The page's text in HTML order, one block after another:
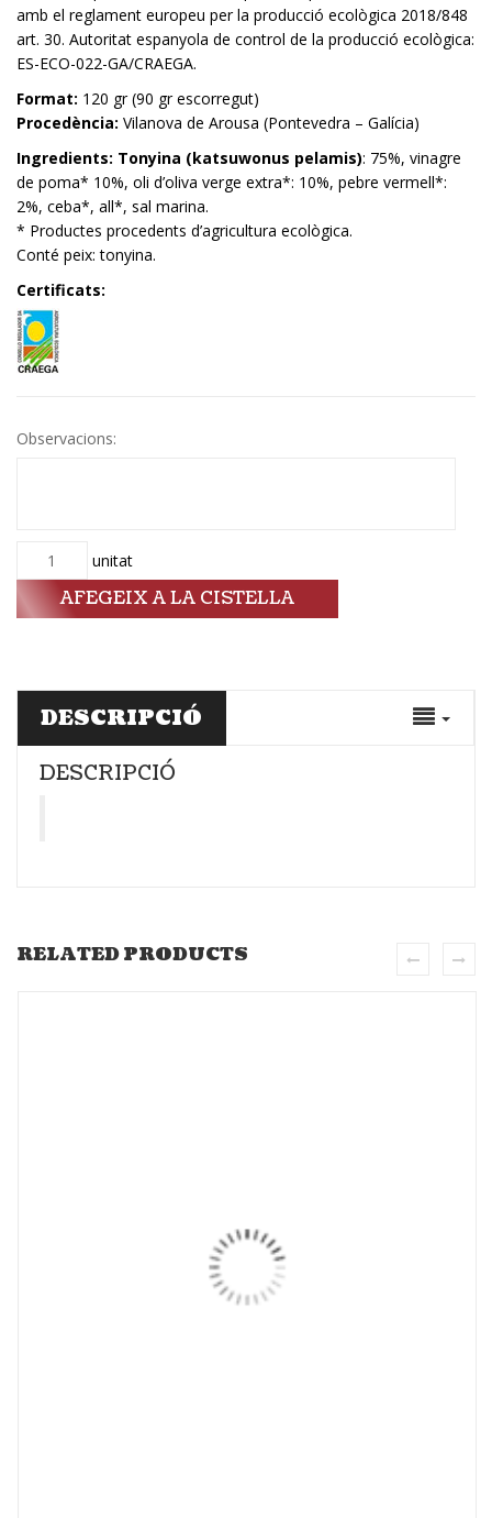
amb el reglament europeu per la producció ecològica 2018/848
art. 30. Autoritat espanyola de control de la producció ecològica:
ES-ECO-022-GA/CRAEGA.
Format: 120 gr (90 gr escorregut)
Procedència: Vilanova de Arousa (Pontevedra – Galícia)
Ingredients: Tonyina (katsuwonus pelamis): 75%, vinagre
de poma* 10%, oli d’oliva verge extra*: 10%, pebre vermell*:
2%, ceba*, all*, sal marina.
* Productes procedents d’agricultura ecològica.
Conté peix: tonyina.
Certificats:
Observacions:
Quantitat unitat
AFEGEIX A LA CISTELLA
DESCRIPCIÓ
DESCRIPCIÓ
RELATED PRODUCTS